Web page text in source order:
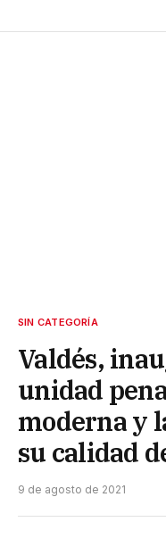
SIN CATEGORÍA
Valdés,
unidad
moderna y
su calidad
9 de agosto de 2021